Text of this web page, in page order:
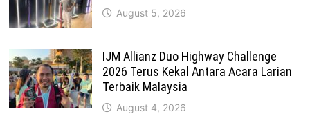
August 5, 2026
IJM Allianz Duo Highway Challenge
2026 Terus Kekal Antara Acara Larian
Terbaik Malaysia
August 4, 2026